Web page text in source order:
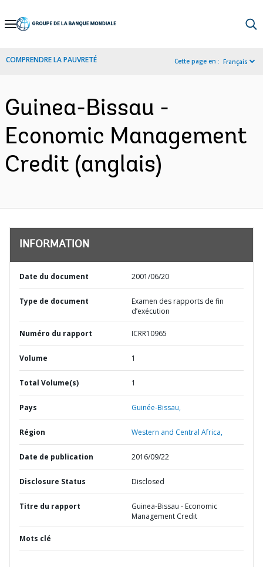
Skip
Navigation
COMPRENDRE LA PAUVRETÉ Cette page en : Français
Guinea-Bissau -
Economic Management
Credit (anglais)
INFORMATION
Date du document 2001/06/20
Type de document
Examen des rapports de fin
d’exécution
Numéro du rapport ICRR10965
Volume 1
Total Volume(s) 1
Pays Guinée-Bissau,
Région Western and Central Africa,
Date de publication 2016/09/22
Disclosure Status Disclosed
Titre du rapport
Guinea-Bissau - Economic
Management Credit
Mots clé